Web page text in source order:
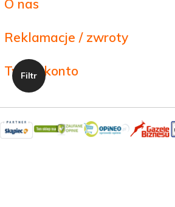
O nas
Reklamacje / zwroty
Twoje konto